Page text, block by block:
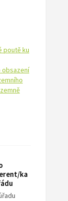
poutě ku
obsazení
ka